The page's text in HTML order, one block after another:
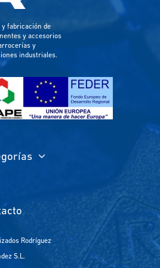
y fabricación de
y accesorios
y
industriales.
Rodríguez
S.L.